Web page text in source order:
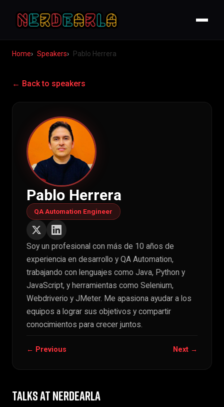
Home Speakers Pablo Herrera
← Back to speakers
Pablo Herrera
QA Automation Engineer
Soy un profesional con más de 10 años de
experiencia en desarrollo y QA Automation,
trabajando con lenguajes como Java, Python y
JavaScript, y herramientas como Selenium,
Webdriverio y JMeter. Me apasiona ayudar a los
equipos a lograr sus objetivos y compartir
conocimientos para crecer juntos.
← Previous Next →
TALKS AT NERDEARLA